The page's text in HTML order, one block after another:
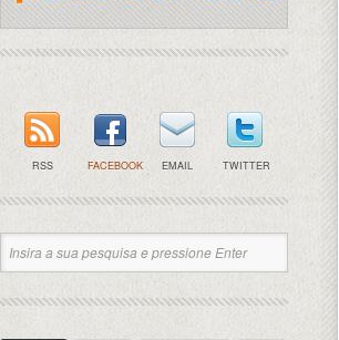
RSS FACEBOOK EMAIL TWITTER